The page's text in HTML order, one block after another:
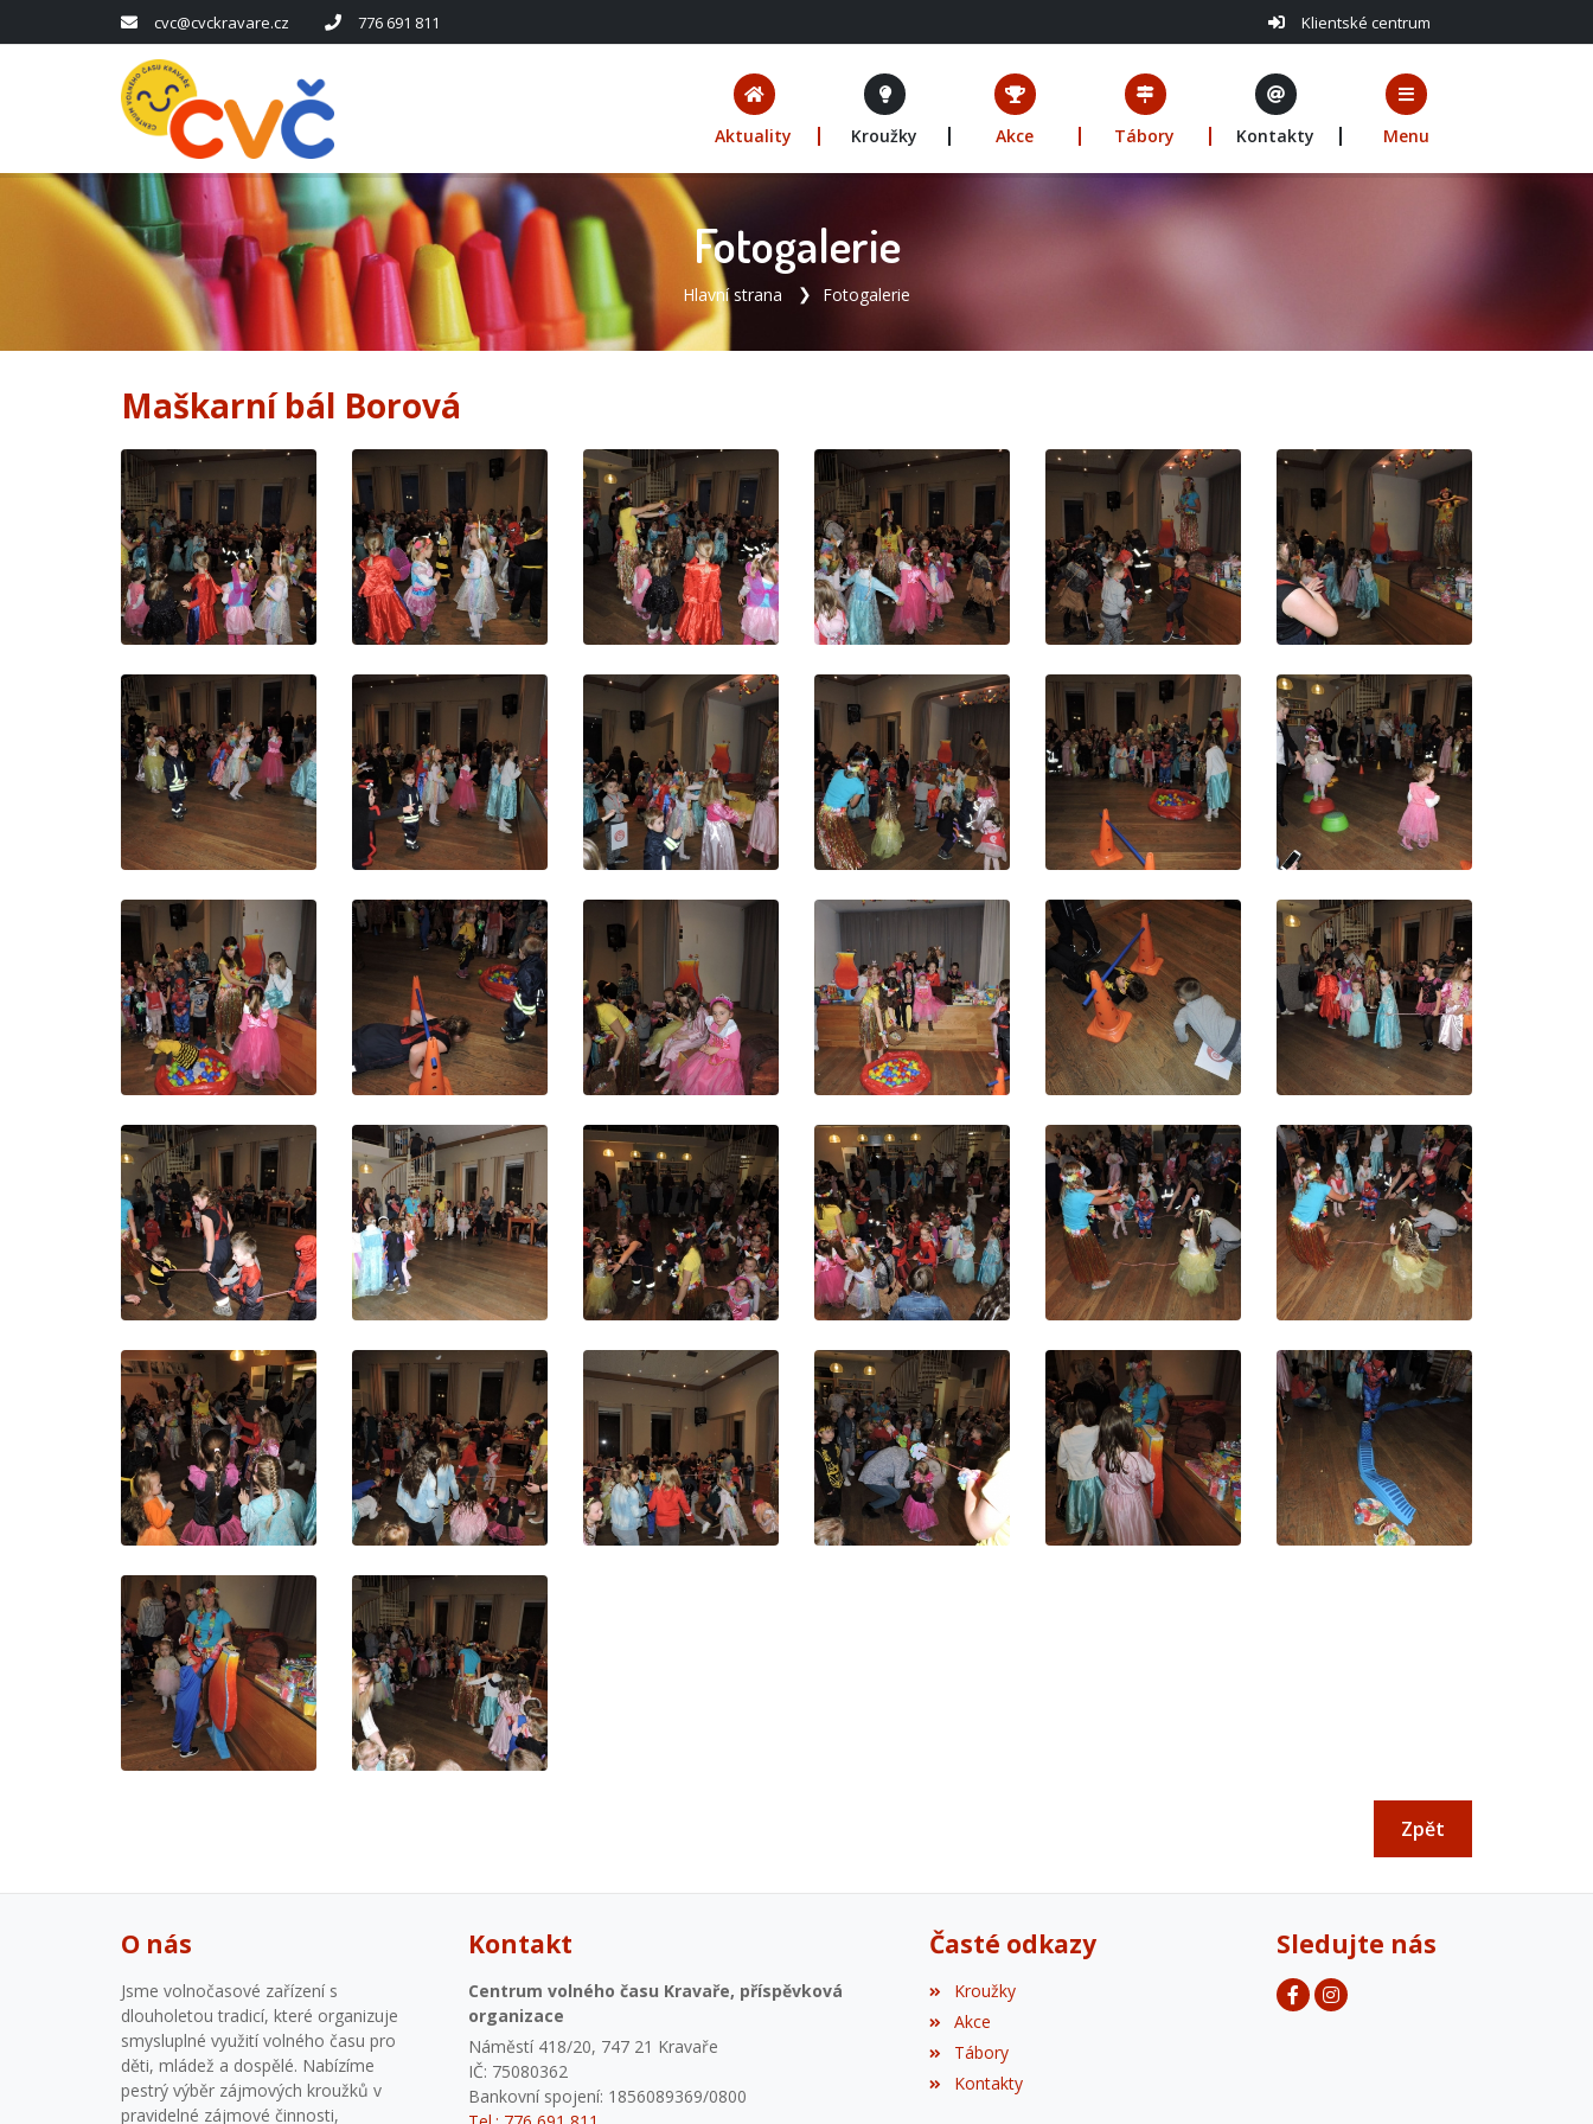
cvc@cvckravare.cz 776 691 811 Klientské centrum
Aktuality Kroužky Akce Tábory Kontakty Menu
Fotogalerie
Hlavní strana Fotogalerie
Maškarní bál Borová
Zpět
O nás
Jsme volnočasové zařízení s
dlouholetou tradicí, které organizuje
smysluplné využití volného času pro
děti, mládež a dospělé. Nabízíme
pestrý výběr zájmových kroužků v
pravidelné zájmové činnosti,
Kontakt
Centrum volného času Kravaře, příspěvková
organizace
Náměstí 418/20, 747 21 Kravaře
IČ: 75080362
Bankovní spojení: 1856089369/0800
Časté odkazy
Kroužky
Akce
Tábory
Kontakty
Sledujte nás